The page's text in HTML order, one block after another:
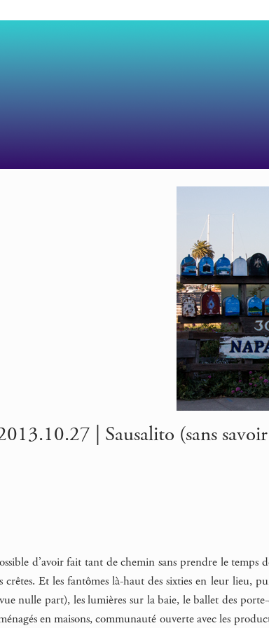
| Sausalito (sans
d’avoir fait tant de chemin sans prendre le
crêtes. Et les fantômes là-haut des sixties en leur
nulle part), les lumières sur la baie, le ballet des
en maisons, communauté ouverte avec les